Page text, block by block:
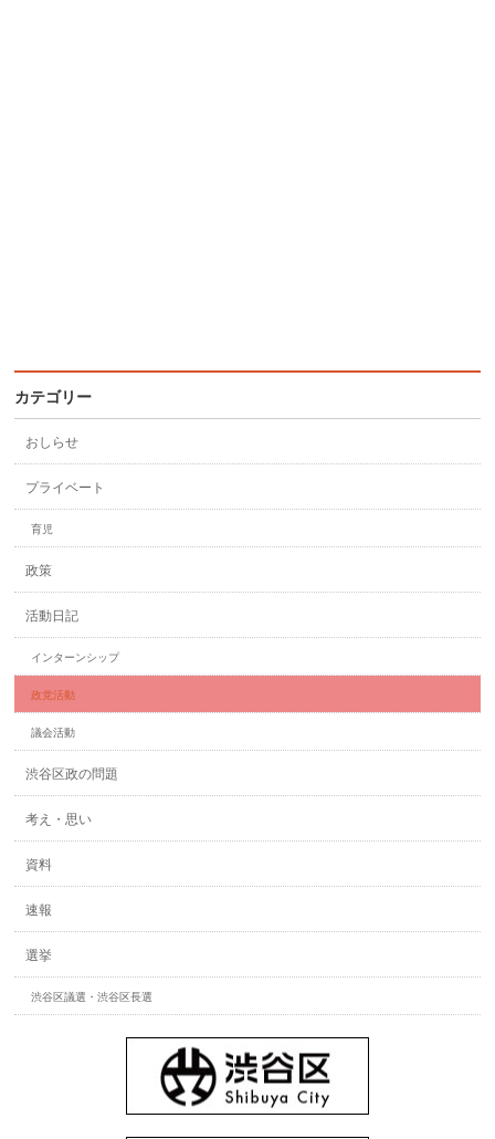
カテゴリー
おしらせ
プライベート
育児
政策
活動日記
インターンシップ
政党活動
議会活動
渋谷区政の問題
考え・思い
資料
速報
選挙
渋谷区議選・渋谷区長選